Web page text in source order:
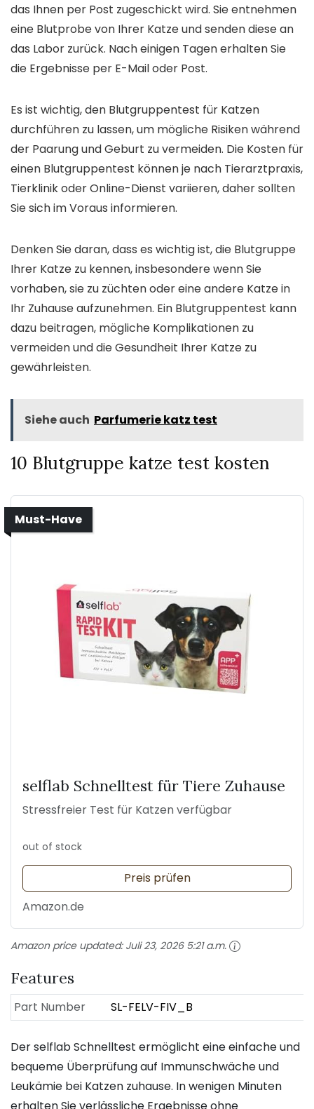
das Ihnen per Post zugeschickt wird. Sie entnehmen
eine Blutprobe von Ihrer Katze und senden diese an
das Labor zurück. Nach einigen Tagen erhalten Sie
die Ergebnisse per E-Mail oder Post.
Es ist wichtig, den Blutgruppentest für Katzen
durchführen zu lassen, um mögliche Risiken während
der Paarung und Geburt zu vermeiden. Die Kosten für
einen Blutgruppentest können je nach Tierarztpraxis,
Tierklinik oder Online-Dienst variieren, daher sollten
Sie sich im Voraus informieren.
Denken Sie daran, dass es wichtig ist, die Blutgruppe
Ihrer Katze zu kennen, insbesondere wenn Sie
vorhaben, sie zu züchten oder eine andere Katze in
Ihr Zuhause aufzunehmen. Ein Blutgruppentest kann
dazu beitragen, mögliche Komplikationen zu
vermeiden und die Gesundheit Ihrer Katze zu
gewährleisten.
Siehe auch Parfumerie katz test
10 Blutgruppe katze test kosten
Must-Have
selflab Schnelltest für Tiere Zuhause
Stressfreier Test für Katzen verfügbar
out of stock
Preis prüfen
Amazon.de
Amazon price updated: Juli 23, 2026 5:21 a.m.
Features
Part Number SL-FELV-FIV_B
Der selflab Schnelltest ermöglicht eine einfache und
bequeme Überprüfung auf Immunschwäche und
Leukämie bei Katzen zuhause. In wenigen Minuten